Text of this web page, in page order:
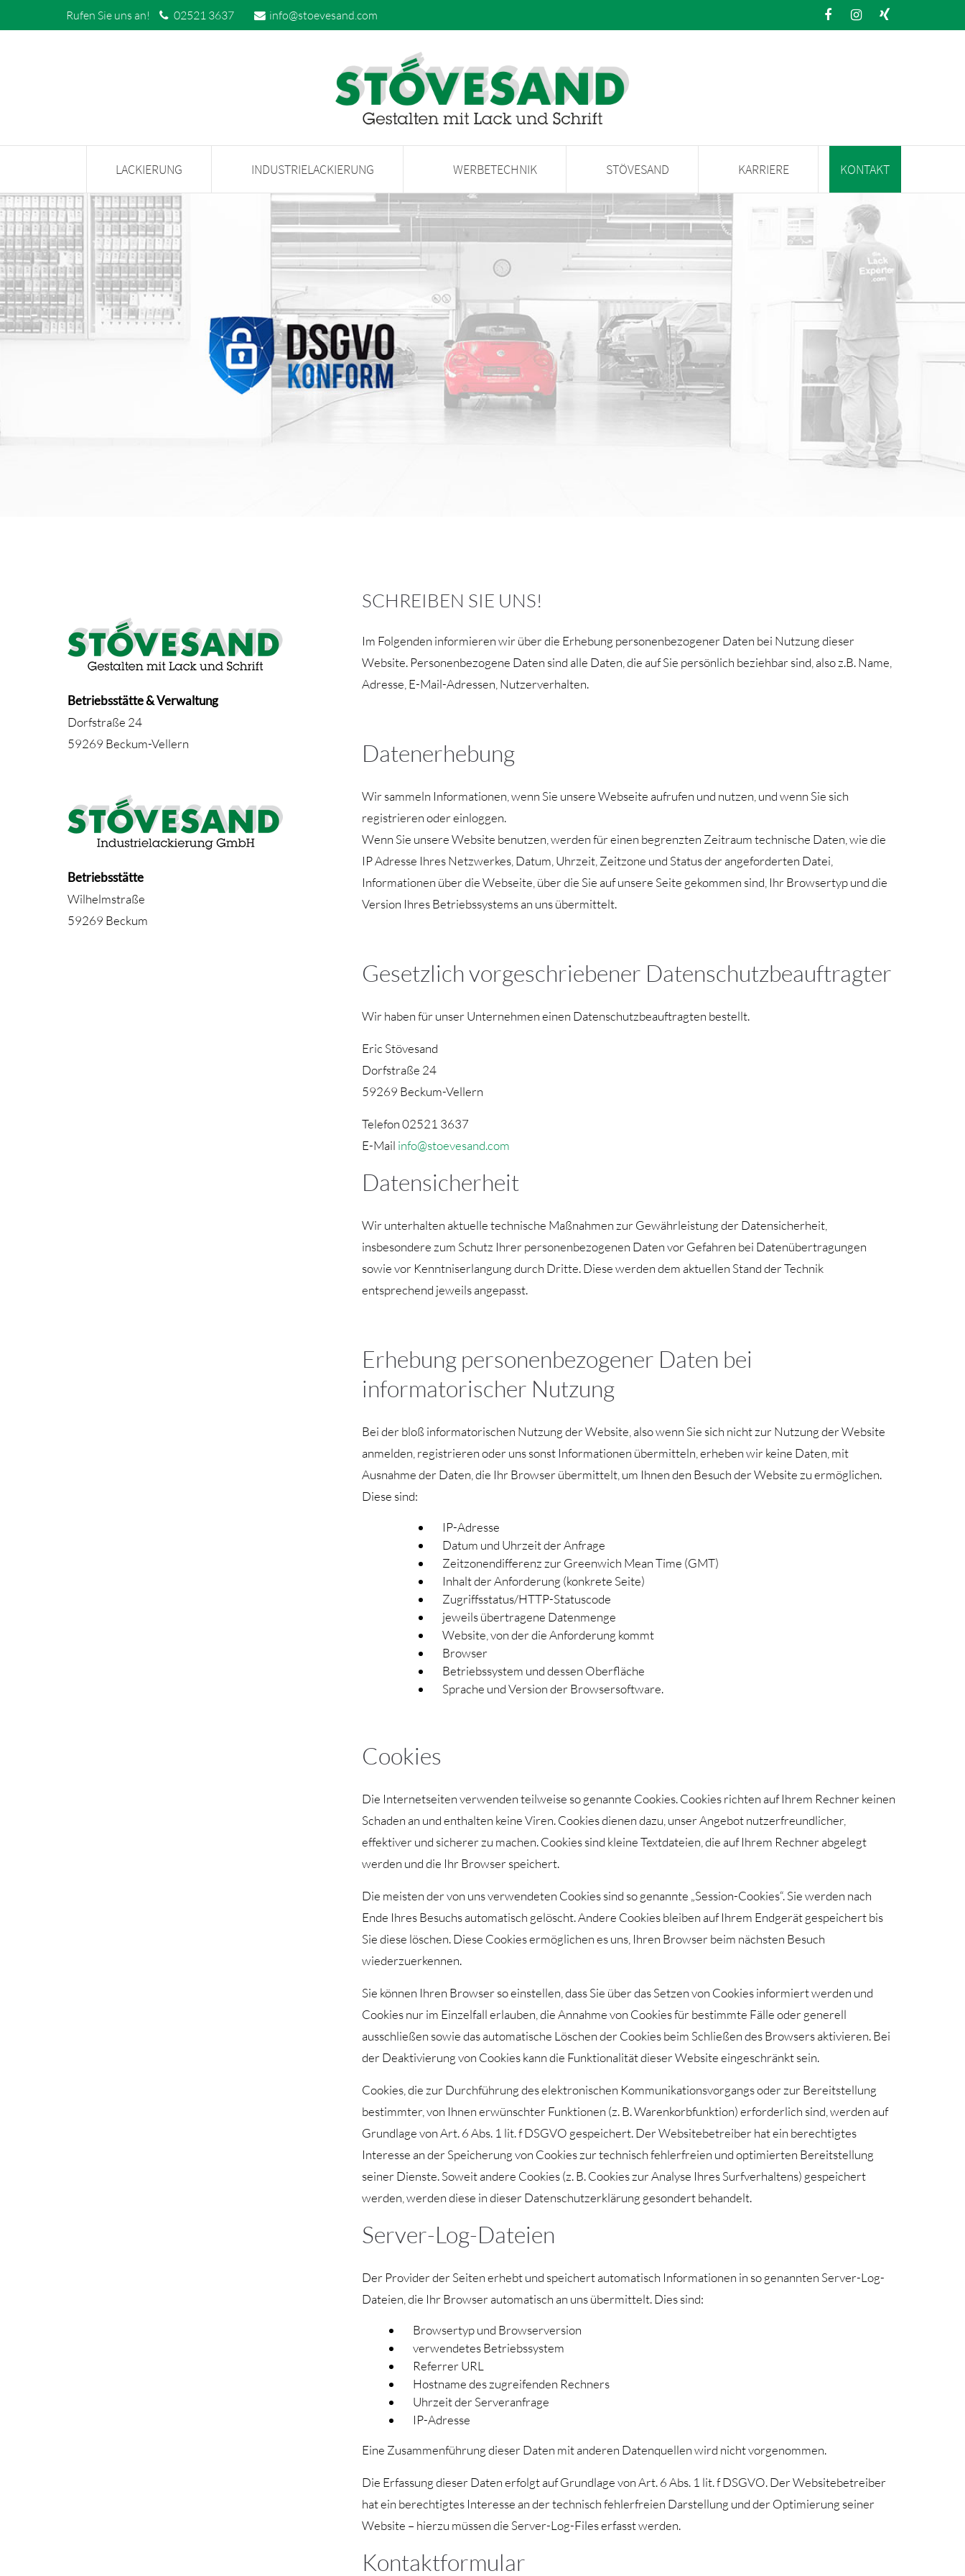
Rufen Sie uns an! 02521 3637 info@stoevesand.com
LACKIERUNG INDUSTRIELACKIERUNG WERBETECHNIK STÖVESAND KARRIERE KONTAKT
Betriebsstätte & Verwaltung
Dorfstraße 24
59269 Beckum-Vellern
Betriebsstätte
Wilhelmstraße
59269 Beckum
SCHREIBEN SIE UNS!
Im Folgenden informieren wir über die Erhebung personenbezogener Daten bei Nutzung dieser
Website. Personenbezogene Daten sind alle Daten, die auf Sie persönlich beziehbar sind, also z.B. Name,
Adresse, E-Mail-Adressen, Nutzerverhalten.
Datenerhebung
Wir sammeln Informationen, wenn Sie unsere Webseite aufrufen und nutzen, und wenn Sie sich
registrieren oder einloggen.
Wenn Sie unsere Website benutzen, werden für einen begrenzten Zeitraum technische Daten, wie die
IP Adresse Ihres Netzwerkes, Datum, Uhrzeit, Zeitzone und Status der angeforderten Datei,
Informationen über die Webseite, über die Sie auf unsere Seite gekommen sind, Ihr Browsertyp und die
Version Ihres Betriebssystems an uns übermittelt.
Gesetzlich vorgeschriebener Datenschutzbeauftragter
Wir haben für unser Unternehmen einen Datenschutzbeauftragten bestellt.
Eric Stövesand
Dorfstraße 24
59269 Beckum-Vellern
Telefon 02521 3637
E-Mail info@stoevesand.com
Datensicherheit
Wir unterhalten aktuelle technische Maßnahmen zur Gewährleistung der Datensicherheit,
insbesondere zum Schutz Ihrer personenbezogenen Daten vor Gefahren bei Datenübertragungen
sowie vor Kenntniserlangung durch Dritte. Diese werden dem aktuellen Stand der Technik
entsprechend jeweils angepasst.
Erhebung personenbezogener Daten bei
informatorischer Nutzung
Bei der bloß informatorischen Nutzung der Website, also wenn Sie sich nicht zur Nutzung der Website
anmelden, registrieren oder uns sonst Informationen übermitteln, erheben wir keine Daten, mit
Ausnahme der Daten, die Ihr Browser übermittelt, um Ihnen den Besuch der Website zu ermöglichen.
Diese sind:
IP-Adresse
Datum und Uhrzeit der Anfrage
Zeitzonendifferenz zur Greenwich Mean Time (GMT)
Inhalt der Anforderung (konkrete Seite)
Zugriffsstatus/HTTP-Statuscode
jeweils übertragene Datenmenge
Website, von der die Anforderung kommt
Browser
Betriebssystem und dessen Oberfläche
Sprache und Version der Browsersoftware.
Cookies
Die Internetseiten verwenden teilweise so genannte Cookies. Cookies richten auf Ihrem Rechner keinen
Schaden an und enthalten keine Viren. Cookies dienen dazu, unser Angebot nutzerfreundlicher,
effektiver und sicherer zu machen. Cookies sind kleine Textdateien, die auf Ihrem Rechner abgelegt
werden und die Ihr Browser speichert.
Die meisten der von uns verwendeten Cookies sind so genannte „Session-Cookies“. Sie werden nach
Ende Ihres Besuchs automatisch gelöscht. Andere Cookies bleiben auf Ihrem Endgerät gespeichert bis
Sie diese löschen. Diese Cookies ermöglichen es uns, Ihren Browser beim nächsten Besuch
wiederzuerkennen.
Sie können Ihren Browser so einstellen, dass Sie über das Setzen von Cookies informiert werden und
Cookies nur im Einzelfall erlauben, die Annahme von Cookies für bestimmte Fälle oder generell
ausschließen sowie das automatische Löschen der Cookies beim Schließen des Browsers aktivieren. Bei
der Deaktivierung von Cookies kann die Funktionalität dieser Website eingeschränkt sein.
Cookies, die zur Durchführung des elektronischen Kommunikationsvorgangs oder zur Bereitstellung
bestimmter, von Ihnen erwünschter Funktionen (z. B. Warenkorbfunktion) erforderlich sind, werden auf
Grundlage von Art. 6 Abs. 1 lit. f DSGVO gespeichert. Der Websitebetreiber hat ein berechtigtes
Interesse an der Speicherung von Cookies zur technisch fehlerfreien und optimierten Bereitstellung
seiner Dienste. Soweit andere Cookies (z. B. Cookies zur Analyse Ihres Surfverhaltens) gespeichert
werden, werden diese in dieser Datenschutzerklärung gesondert behandelt.
Server-Log-Dateien
Der Provider der Seiten erhebt und speichert automatisch Informationen in so genannten Server-Log-
Dateien, die Ihr Browser automatisch an uns übermittelt. Dies sind:
Browsertyp und Browserversion
verwendetes Betriebssystem
Referrer URL
Hostname des zugreifenden Rechners
Uhrzeit der Serveranfrage
IP-Adresse
Eine Zusammenführung dieser Daten mit anderen Datenquellen wird nicht vorgenommen.
Die Erfassung dieser Daten erfolgt auf Grundlage von Art. 6 Abs. 1 lit. f DSGVO. Der Websitebetreiber
hat ein berechtigtes Interesse an der technisch fehlerfreien Darstellung und der Optimierung seiner
Website – hierzu müssen die Server-Log-Files erfasst werden.
Kontaktformular